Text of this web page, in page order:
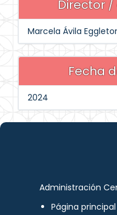
Director
Marcela Ávila
Fecha
2024
Administración
Página principal